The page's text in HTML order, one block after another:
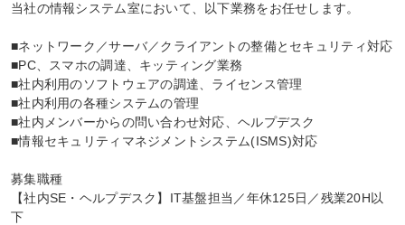
当社の情報システム室において、以下業務をお任せします。
■ネットワーク／サーバ／クライアントの整備とセキュリティ対応
■PC、スマホの調達、キッティング業務
■社内利用のソフトウェアの調達、ライセンス管理
■社内利用の各種システムの管理
■社内メンバーからの問い合わせ対応、ヘルプデスク
■情報セキュリティマネジメントシステム(ISMS)対応
募集職種
【社内SE・ヘルプデスク】IT基盤担当／年休125日／残業20H以
下